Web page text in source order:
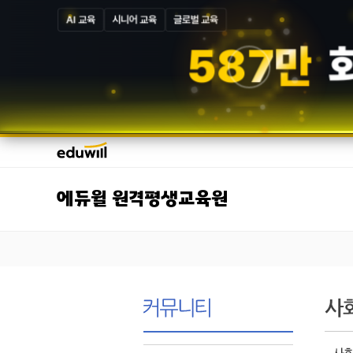
AI 교육 시니어 교육 글로벌 교육
587만
에듀윌 원격평생교육원